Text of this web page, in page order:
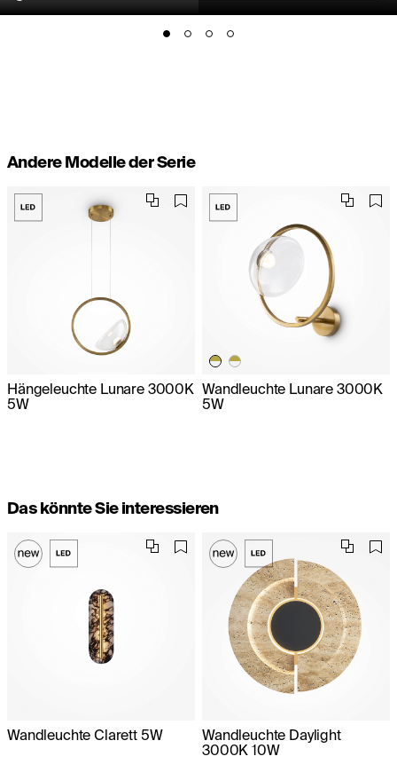
Andere Modelle der Serie
Hängeleuchte Lunare 3000K
5W
Wandleuchte Lunare 3000K
5W
Das könnte Sie interessieren
Wandleuchte Clarett 5W
Wandleuchte Daylight
3000K 10W